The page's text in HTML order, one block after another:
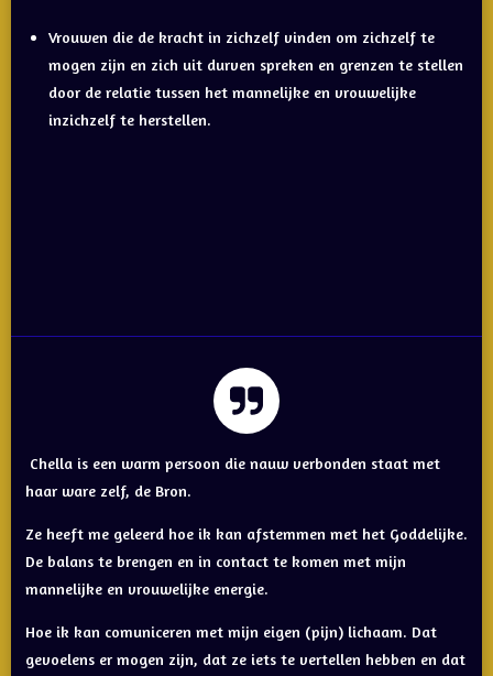
Vrouwen die de kracht in zichzelf vinden om zichzelf te
mogen zijn en zich uit durven spreken en grenzen te stellen
door de relatie tussen het mannelijke en vrouwelijke
inzichzelf te herstellen.
Chella is een warm persoon die nauw verbonden staat met
haar ware zelf, de Bron.
Ze heeft me geleerd hoe ik kan afstemmen met het Goddelijke.
De balans te brengen en in contact te komen met mijn
mannelijke en vrouwelijke energie.
Hoe ik kan comuniceren met mijn eigen (pijn) lichaam. Dat
gevoelens er mogen zijn, dat ze iets te vertellen hebben en dat